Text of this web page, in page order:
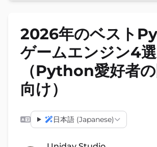
2026年のベスト
ゲームエンジン4選
（Python愛好者
向け）
日本語 (Japanese)